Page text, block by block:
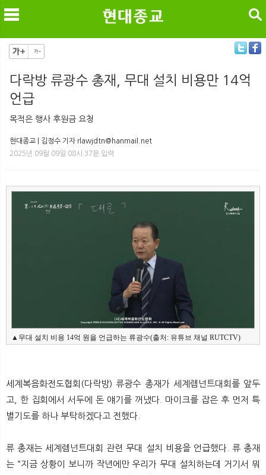
메
검색
다락방 류광수 총재, 무대 설치 비용만 14억
언급
목적은 행사 후원금 요청
현대종교 | 김정수 기자 rlawjdtn@hanmail.net
2025년 09월 09일 08시 37분 입력
▲무대 설치 비용 14억 원을 언급하는 류광수(출처: 유튜브 채널 RUTCTV)
세계복음화전도협회(다락방) 류광수 총재가 세계렘넌트대회를 앞두
고, 한 집회에서 서두에 돈 얘기를 꺼냈다. 마이크를 잡은 후 먼저 특
별기도를 하나 부탁하겠다고 전했다.
류 총재는 세계렘넌트대회 관련 무대 설치 비용을 언급했다. 류 총재
는 “지금 상황이 보니까 작년에만 우리가 무대 설치하는데 거기서 뭐